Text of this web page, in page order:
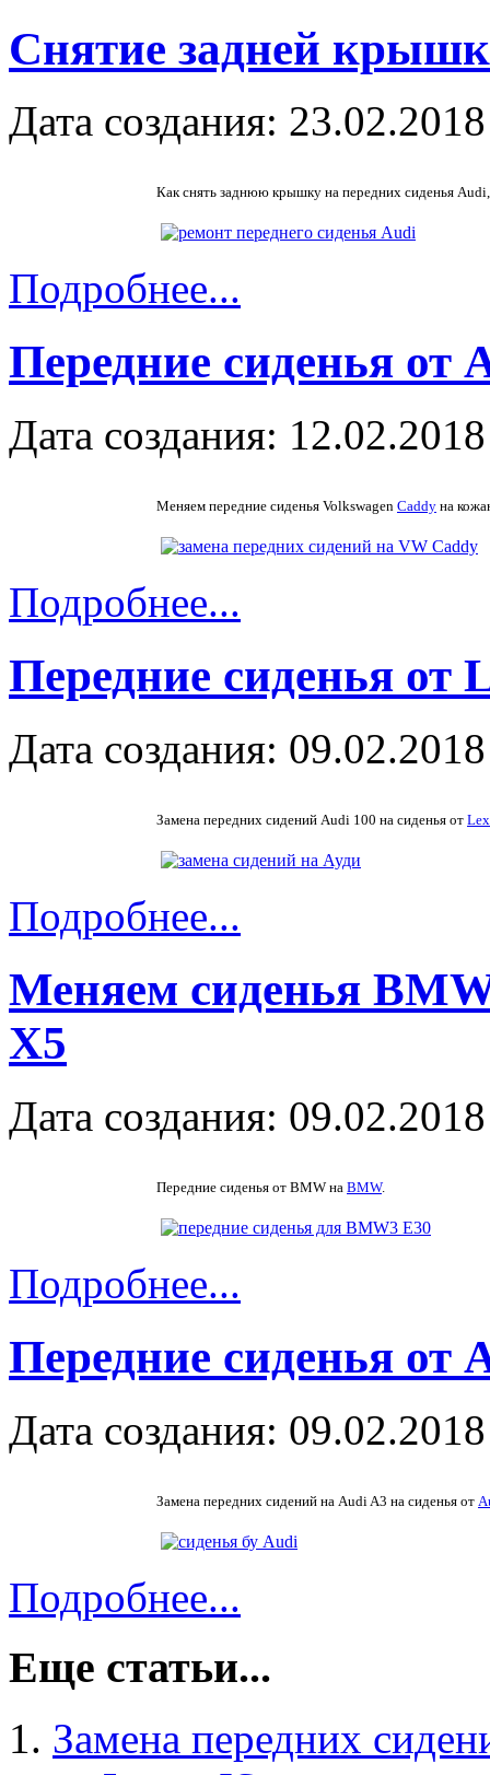
Снятие задней
Дата создания: 23.02.2018
Как снять заднюю крышку на передних сиденья
Подробнее...
Передние сиденья от
Дата создания: 12.02.2018
Меняем передние сиденья Volkswagen Caddy на
Подробнее...
Передние сиденья от
Дата создания: 09.02.2018
Замена передних сидений Audi 100 на сиденья от
Подробнее...
Меняем сиденья
X5
Дата создания: 09.02.2018
Передние сиденья от BMW на BMW.
Подробнее...
Передние сиденья от
Дата создания: 09.02.2018
Замена передних сидений на Audi A3 на сиденья от
Подробнее...
Еще статьи...
Замена передних